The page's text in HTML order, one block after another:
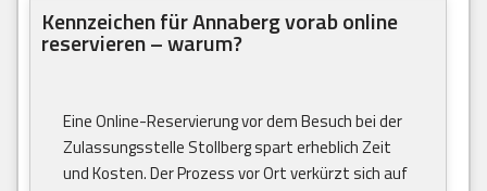
Kennzeichen für Annaberg vorab online
reservieren – warum?
Eine Online-Reservierung vor dem Besuch bei der
Zulassungsstelle Stollberg spart erheblich Zeit
und Kosten. Der Prozess vor Ort verkürzt sich auf